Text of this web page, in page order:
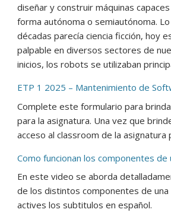
diseñar y construir máquinas
forma autónoma o semiautónoma.
décadas parecía ciencia ficción, hoy
palpable en diversos sectores de
inicios, los robots se utilizaban
ETP 1 2025 – Mantenimiento de
Complete este formulario para
para la asignatura. Una vez que
acceso al classroom de la
Como funcionan los componentes de
En este video se aborda
de los distintos componentes de una
actives los subtitulos en español.